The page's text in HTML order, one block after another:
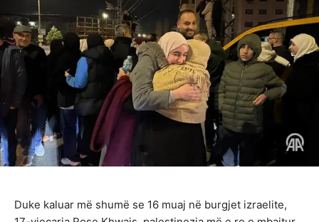
Duke kaluar më shumë se 16 muaj në burgjet izraelite,